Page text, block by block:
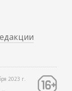
2023 г.